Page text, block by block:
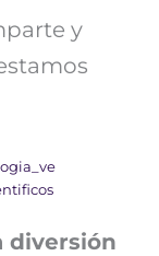
y
diversión